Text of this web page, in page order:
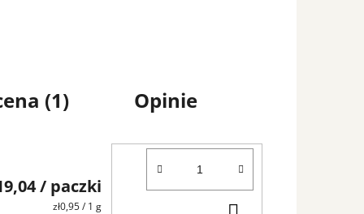
(1) Opinie
/ paczki
Cena
zł0,95 / 1 g